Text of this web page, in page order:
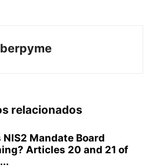
relacionados
NIS2 Mandate Board
Articles 20 and 21 of